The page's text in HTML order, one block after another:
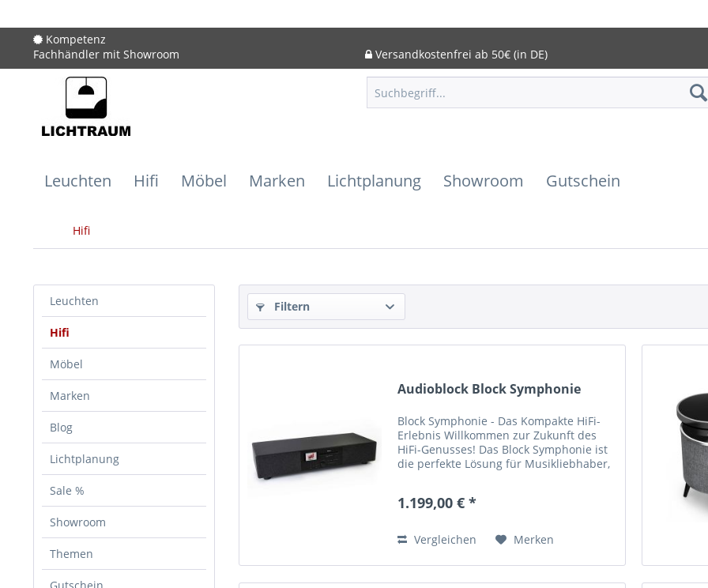
Kompetenz
Fachhändler mit Showroom
Versandkostenfrei ab 50€ (in DE)
Leuchten Hifi Möbel Marken Lichtplanung Showroom Gutschein
Hifi
Leuchten
Hifi
Möbel
Marken
Blog
Lichtplanung
Sale %
Showroom
Themen
Filtern
Audioblock Block Symphonie
Block Symphonie - Das Kompakte HiFi-
Erlebnis Willkommen zur Zukunft des
HiFi-Genusses! Das Block Symphonie ist
die perfekte Lösung für Musikliebhaber,
1.199,00 € *
Vergleichen Merken